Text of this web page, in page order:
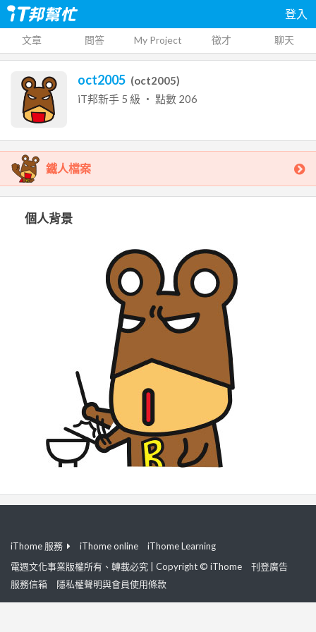
登入
文章 問答 My Project 徵才 聊天
oct2005 (oct2005)
iT邦新手 5 級 ‧ 點數 206
鐵人檔案
個人背景
iThome 服務 iThome online
iThome Learning
電週文化事業版權所有、轉載必究 | Copyright © iThome
刊登廣告
服務信箱
隱私權聲明與會員使用條款